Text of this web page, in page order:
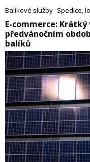
nástrojů s umělou
Balíkové služby Spedice,
​E-commerce:
předvánočním
balíků